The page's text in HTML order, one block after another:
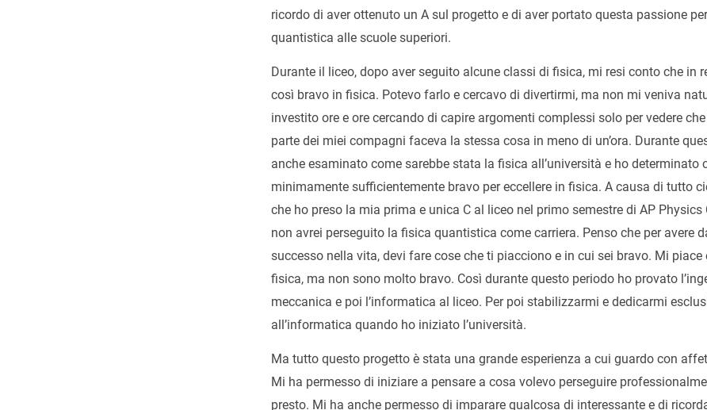
ricordo di aver ottenuto un A sul progetto e di aver portato questa passione
quantistica alle scuole superiori.
Durante il liceo, dopo aver seguito alcune classi di fisica, mi resi conto che in
così bravo in fisica. Potevo farlo e cercavo di divertirmi, ma non mi veniva
investito ore e ore cercando di capire argomenti complessi solo per vedere
parte dei miei compagni faceva la stessa cosa in meno di un’ora. Durante
anche esaminato come sarebbe stata la fisica all’università e ho determinato
minimamente sufficientemente bravo per eccellere in fisica. A causa di tutto
che ho preso la mia prima e unica C al liceo nel primo semestre di AP Physics
non avrei perseguito la fisica quantistica come carriera. Penso che per avere
successo nella vita, devi fare cose che ti piacciono e in cui sei bravo. Mi piace
fisica, ma non sono molto bravo. Così durante questo periodo ho provato
meccanica e poi l’informatica al liceo. Per poi stabilizzarmi e dedicarmi
all’informatica quando ho iniziato l’università.
Ma tutto questo progetto è stata una grande esperienza a cui guardo con
Mi ha permesso di iniziare a pensare a cosa volevo perseguire
presto. Mi ha anche permesso di imparare qualcosa di interessante e di